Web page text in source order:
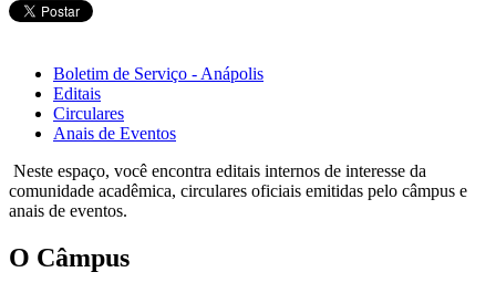
Boletim de Serviço - Anápolis
Editais
Circulares
Anais de Eventos
Neste espaço, você encontra editais internos de interesse da
comunidade acadêmica, circulares oficiais emitidas pelo câmpus e
anais de eventos.
O Câmpus